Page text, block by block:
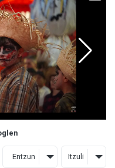
Entzun Itzuli